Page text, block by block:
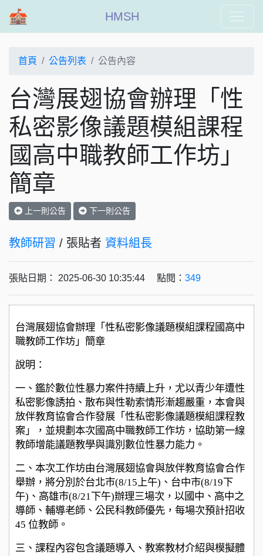
HMSH
首頁 公告列表 公告內容
台灣展翅協會辦理「性
私密影像議題模組課程
國高中職教師工作坊」
簡章
上一則公告 下一則公告
教師研習 / 張貼者 資料組長
張貼日期： 2025-06-30 10:35:44 點閱： 349
台灣展翅協會辦理「性私密影像議題模組課程國高中
職教師工作坊」簡章
說明：
一、鑑於數位性暴力案件持續上升，尤以青少年遭性
私密影像誘拍、散布與性勒索情形漸趨嚴重，本會與
放伴教育協會合作發展「性私密影像議題模組課程教
案」，並規劃本次國高中職教師工作坊，協助第一線
教師增能議題教學與識別數位性暴力能力。
二、本次工作坊由台灣展翅協會與放伴教育協會合作
舉辦，將分別於台北巿(8/15上午)、台中巿(8/19下
午)、高雄巿(8/21下午)辦理三場次，以國中、高中之
導師、輔導老師、公民科教師優先，每場次預計招收
45 位教師。
三、課程內容包含議題導入、教案教材介紹與模擬體